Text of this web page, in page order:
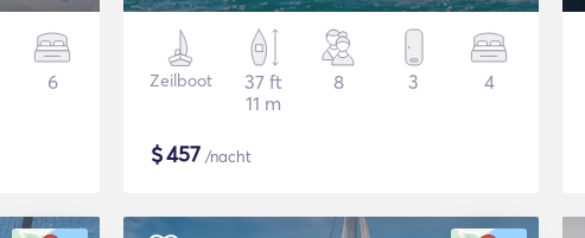
6 Zeilboot
37 ft
11 m
8 3 4
$457 /nacht